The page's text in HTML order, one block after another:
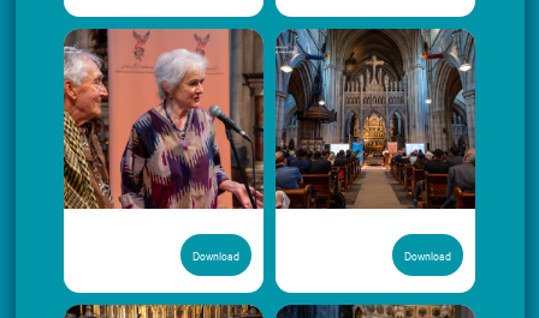
Download
Download